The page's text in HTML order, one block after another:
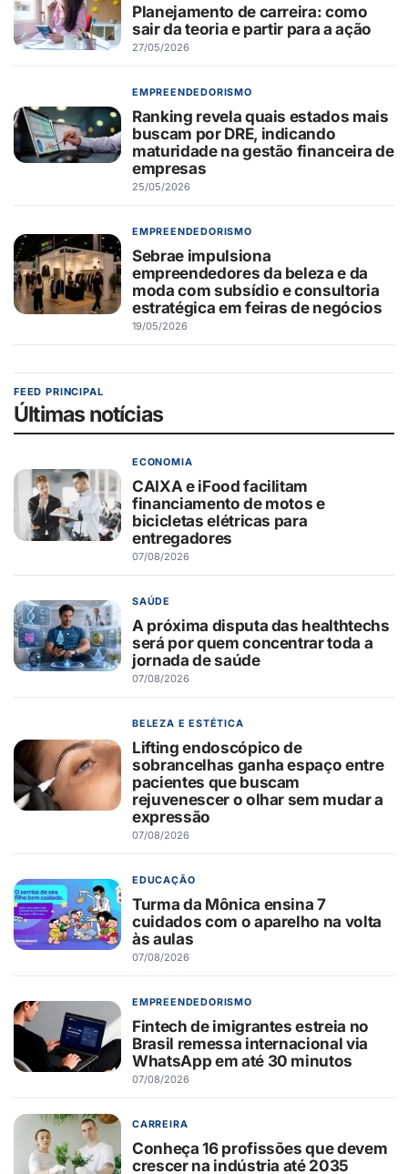
Planejamento de carreira: como
sair da teoria e partir para a ação
27/05/2026
EMPREENDEDORISMO
Ranking revela quais estados mais
buscam por DRE, indicando
maturidade na gestão financeira de
empresas
25/05/2026
EMPREENDEDORISMO
Sebrae impulsiona
empreendedores da beleza e da
moda com subsídio e consultoria
estratégica em feiras de negócios
19/05/2026
FEED PRINCIPAL
Últimas notícias
ECONOMIA
CAIXA e iFood facilitam
financiamento de motos e
bicicletas elétricas para
entregadores
07/08/2026
SAÚDE
A próxima disputa das healthtechs
será por quem concentrar toda a
jornada de saúde
07/08/2026
BELEZA E ESTÉTICA
Lifting endoscópico de
sobrancelhas ganha espaço entre
pacientes que buscam
rejuvenescer o olhar sem mudar a
expressão
07/08/2026
EDUCAÇÃO
Turma da Mônica ensina 7
cuidados com o aparelho na volta
às aulas
07/08/2026
EMPREENDEDORISMO
Fintech de imigrantes estreia no
Brasil remessa internacional via
WhatsApp em até 30 minutos
07/08/2026
CARREIRA
Conheça 16 profissões que devem
crescer na indústria até 2035